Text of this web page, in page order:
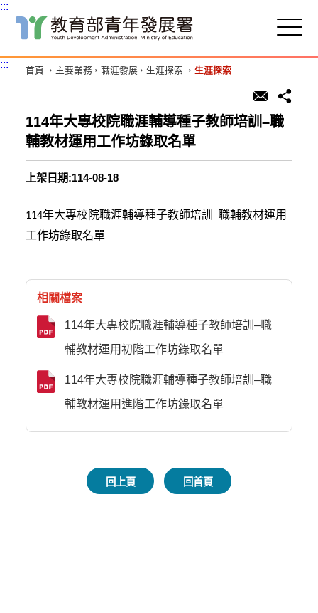
主
要
塊
:::
::: 首頁 主要業務 職涯發展 生涯探索 生涯探索
114年大專校院職涯輔導種子教師培訓–職
輔教材運用工作坊錄取名單
上架日期:114-08-18
114年大專校院職涯輔導種子教師培訓–職輔教材運用
工作坊錄取名單
相關檔案
114年大專校院職涯輔導種子教師培訓–職
輔教材運用初階工作坊錄取名單
114年大專校院職涯輔導種子教師培訓–職
輔教材運用進階工作坊錄取名單
回上頁 回首頁